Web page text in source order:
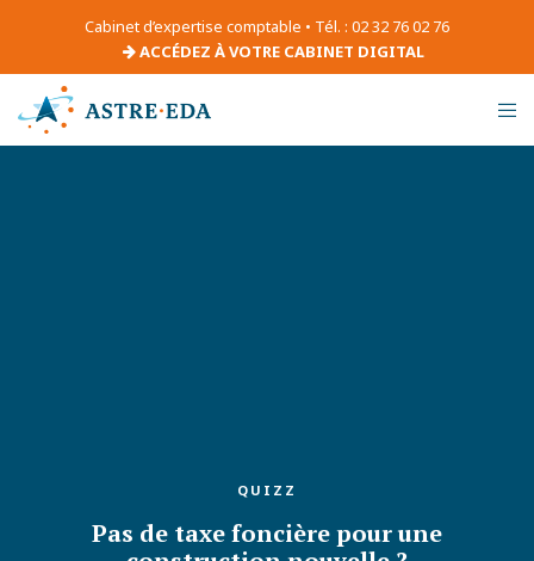
Cabinet d’expertise comptable • Tél. : 02 32 76 02 76
ACCÉDEZ À VOTRE CABINET DIGITAL
QUIZZ
Pas de taxe foncière pour une